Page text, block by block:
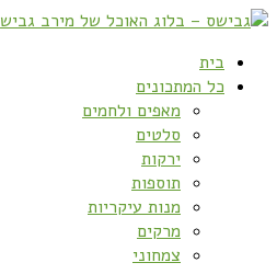
בית
כל המתכונים
מאפים ולחמים
סלטים
ירקות
תוספות
מנות עיקריות
מרקים
צמחוני